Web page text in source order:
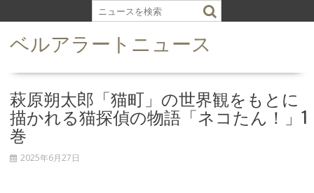
k
ベルアラートニュース
萩原朔太郎「猫町」の世界観をもとに
描かれる猫探偵の物語「ネコたん！」1
巻
2025年6月27日